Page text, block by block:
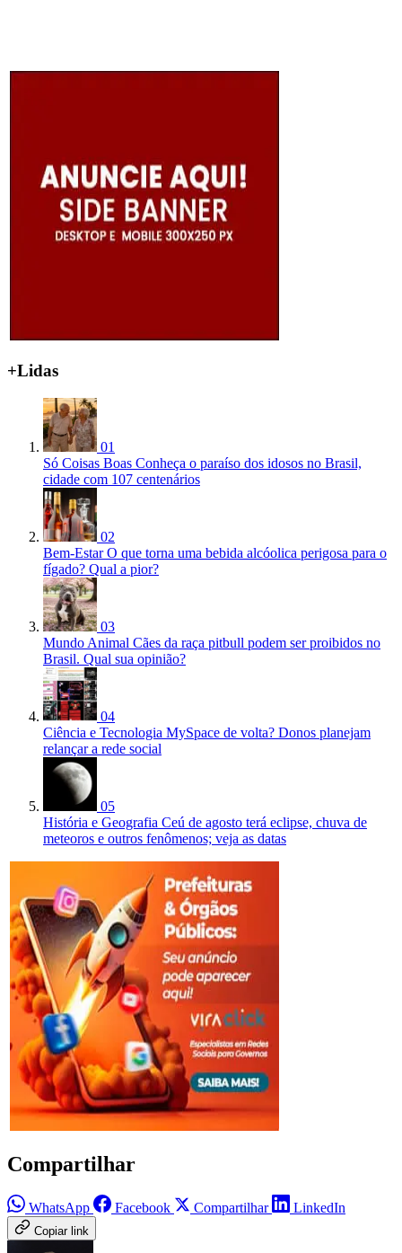
+Lidas
01
Só Coisas Boas Conheça o paraíso dos idosos no Brasil,
cidade com 107 centenários
02
Bem-Estar O que torna uma bebida alcóolica perigosa para o
fígado? Qual a pior?
03
Mundo Animal Cães da raça pitbull podem ser proibidos no
Brasil. Qual sua opinião?
04
Ciência e Tecnologia MySpace de volta? Donos planejam
relançar a rede social
05
História e Geografia Ceú de agosto terá eclipse, chuva de
meteoros e outros fenômenos; veja as datas
Compartilhar
WhatsApp Facebook Compartilhar LinkedIn
Copiar link